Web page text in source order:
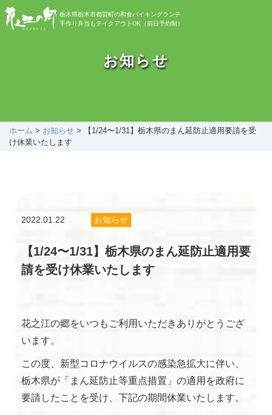
栃木県栃木市都賀町の和食バイキングランチ
手作り弁当もテイクアウトOK（前日予約制）
お知らせ
お弁当
アクセス
お知らせ
ホーム > お知らせ >
【1/24〜1/31】栃木県のまん延防止適用要請を受
け休業いたします
2022.01.22 お知らせ
【1/24〜1/31】栃木県のまん延防止適用要
請を受け休業いたします
花之江の郷をいつもご利用いただきありがとうござ
います。
この度、新型コロナウイルスの感染急拡大に伴い、
栃木県が「まん延防止等重点措置」の適用を政府に
要請したことを受け、下記の期間休業いたします。